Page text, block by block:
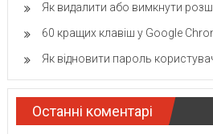
Як видалити або вимкнути
60 кращих клавіш у Google
Як відновити пароль
Останні коментарі